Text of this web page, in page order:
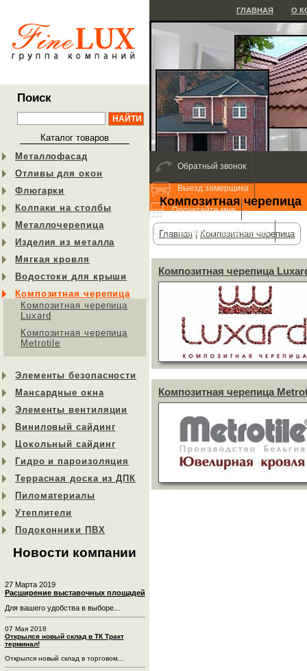
Поиск
Каталог товаров
Металлофасад
Отливы для окон
Флюгарки
Колпаки на столбы
Металлочерепица
Изделия из металла
Мягкая кровля
Водостоки для крыши
Композитная черепица
Композитная черепица
Luxard
Композитная черепица
Metrotile
Элементы безопасности
Мансардные окна
Элементы вентиляции
Виниловый сайдинг
Цокольный сайдинг
Гидро и пароизоляция
Террасная доска из ДПК
Пиломатериалы
Утеплители
Подоконники ПВХ
Новости компании
27 Марта 2019
Расширение выставочных площадей
Для вашего удобства в выборе...
07 Мая 2018
Открылся новый склад в ТК Тракт
терминал!
Открылся новый склад в торговом...
ГЛАВНАЯ О
Композитная черепица
Главная|Композитная черепица
Композитная черепица
Композитная черепица
Обратный звонок
Выезд замерщика
Посчитайте мне
Сравнительный расчет